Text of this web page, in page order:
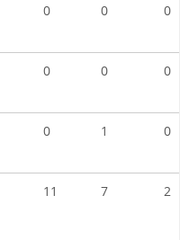
0 0 0
0 0 0
0 1 0
11 7 2